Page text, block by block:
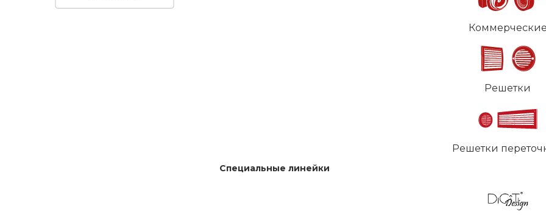
Решетки
Решетки
Специальные линейки